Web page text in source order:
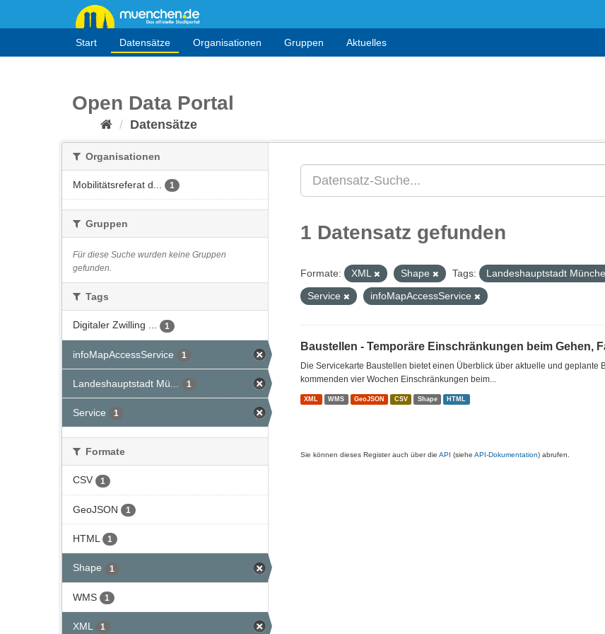
Start Datensätze Organisationen Gruppen Aktuelles
Open Data Portal
Datensätze
Organisationen
Mobilitätsreferat d... 1
Gruppen
Für diese Suche wurden keine Gruppen
gefunden.
Tags
Digitaler Zwilling ... 1
infoMapAccessService 1
Landeshauptstadt Mü... 1
Service 1
Formate
CSV 1
GeoJSON 1
HTML 1
Shape 1
WMS 1
XML 1
1 Datensatz gefunden
Formate: XML Shape Tags:
Landeshauptstadt
Service
infoMapAccessService
Baustellen - Temporäre Einschränkungen beim Gehen,
Die Servicekarte Baustellen bietet einen Überblick über aktuelle und
kommenden vier Wochen Einschränkungen beim...
XML WMS GeoJSON CSV Shape HTML
Sie können dieses Register auch über die API (siehe API-Dokumentation) abrufen.